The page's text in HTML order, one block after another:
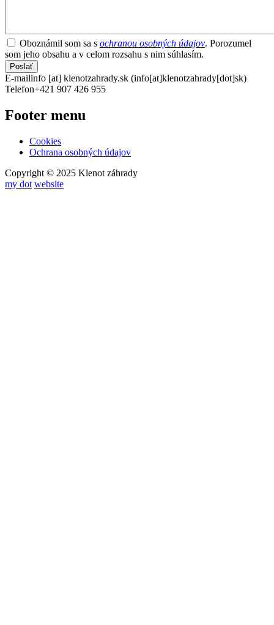
Oboznámil som sa s ochranou osobných údajov. Porozumel
som jeho obsahu a v celom rozsahu s nim súhlasím.
E-mailinfo [at] klenotzahrady.sk (info[at]klenotzahrady[dot]sk)
Telefon+421 907 426 955
Footer menu
Cookies
Ochrana osobných údajov
Copyright © 2025 Klenot záhrady
my dot website